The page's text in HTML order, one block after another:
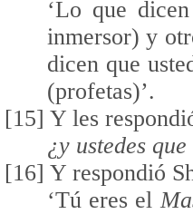
‘Lo que
inmersor) y
dicen que
(profetas)’.
[15] Y les
¿y ustedes
[16] Y respondió
‘Tú eres el